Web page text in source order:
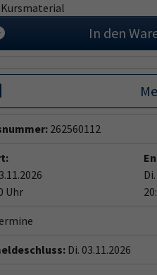
In den
262560112
Uhr
Di. 03.11.2026